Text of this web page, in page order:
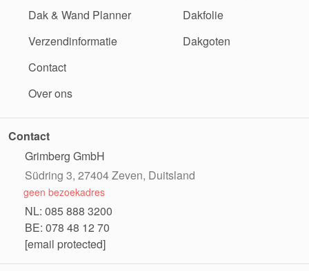
Dak & Wand Planner
Verzendinformatie
Contact
Over ons
Dakfolie
Dakgoten
Contact
Grimberg GmbH
Südring 3, 27404 Zeven, Duitsland
geen bezoekadres
NL: 085 888 3200
BE: 078 48 12 70
[email protected]